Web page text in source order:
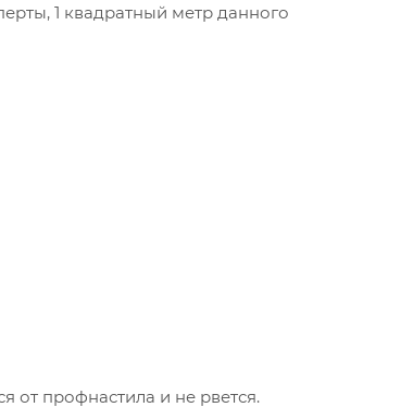
1 квадратный метр данного
от профнастила и не рвется.